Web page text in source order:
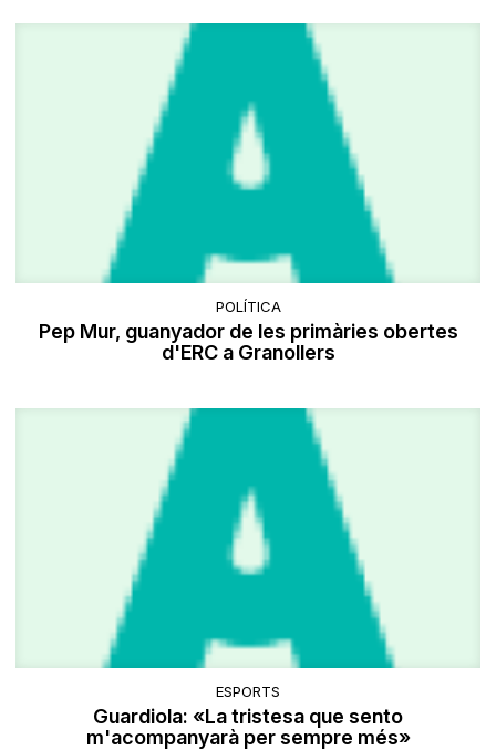
POLÍTICA
Pep Mur, guanyador de les primàries obertes
d'ERC a Granollers
ESPORTS
Guardiola: «La tristesa que sento
m'acompanyarà per sempre més»